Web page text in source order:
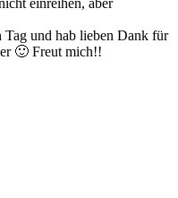
einreihen, aber
Tag und hab lieben Dank für
🙂 Freut mich!!